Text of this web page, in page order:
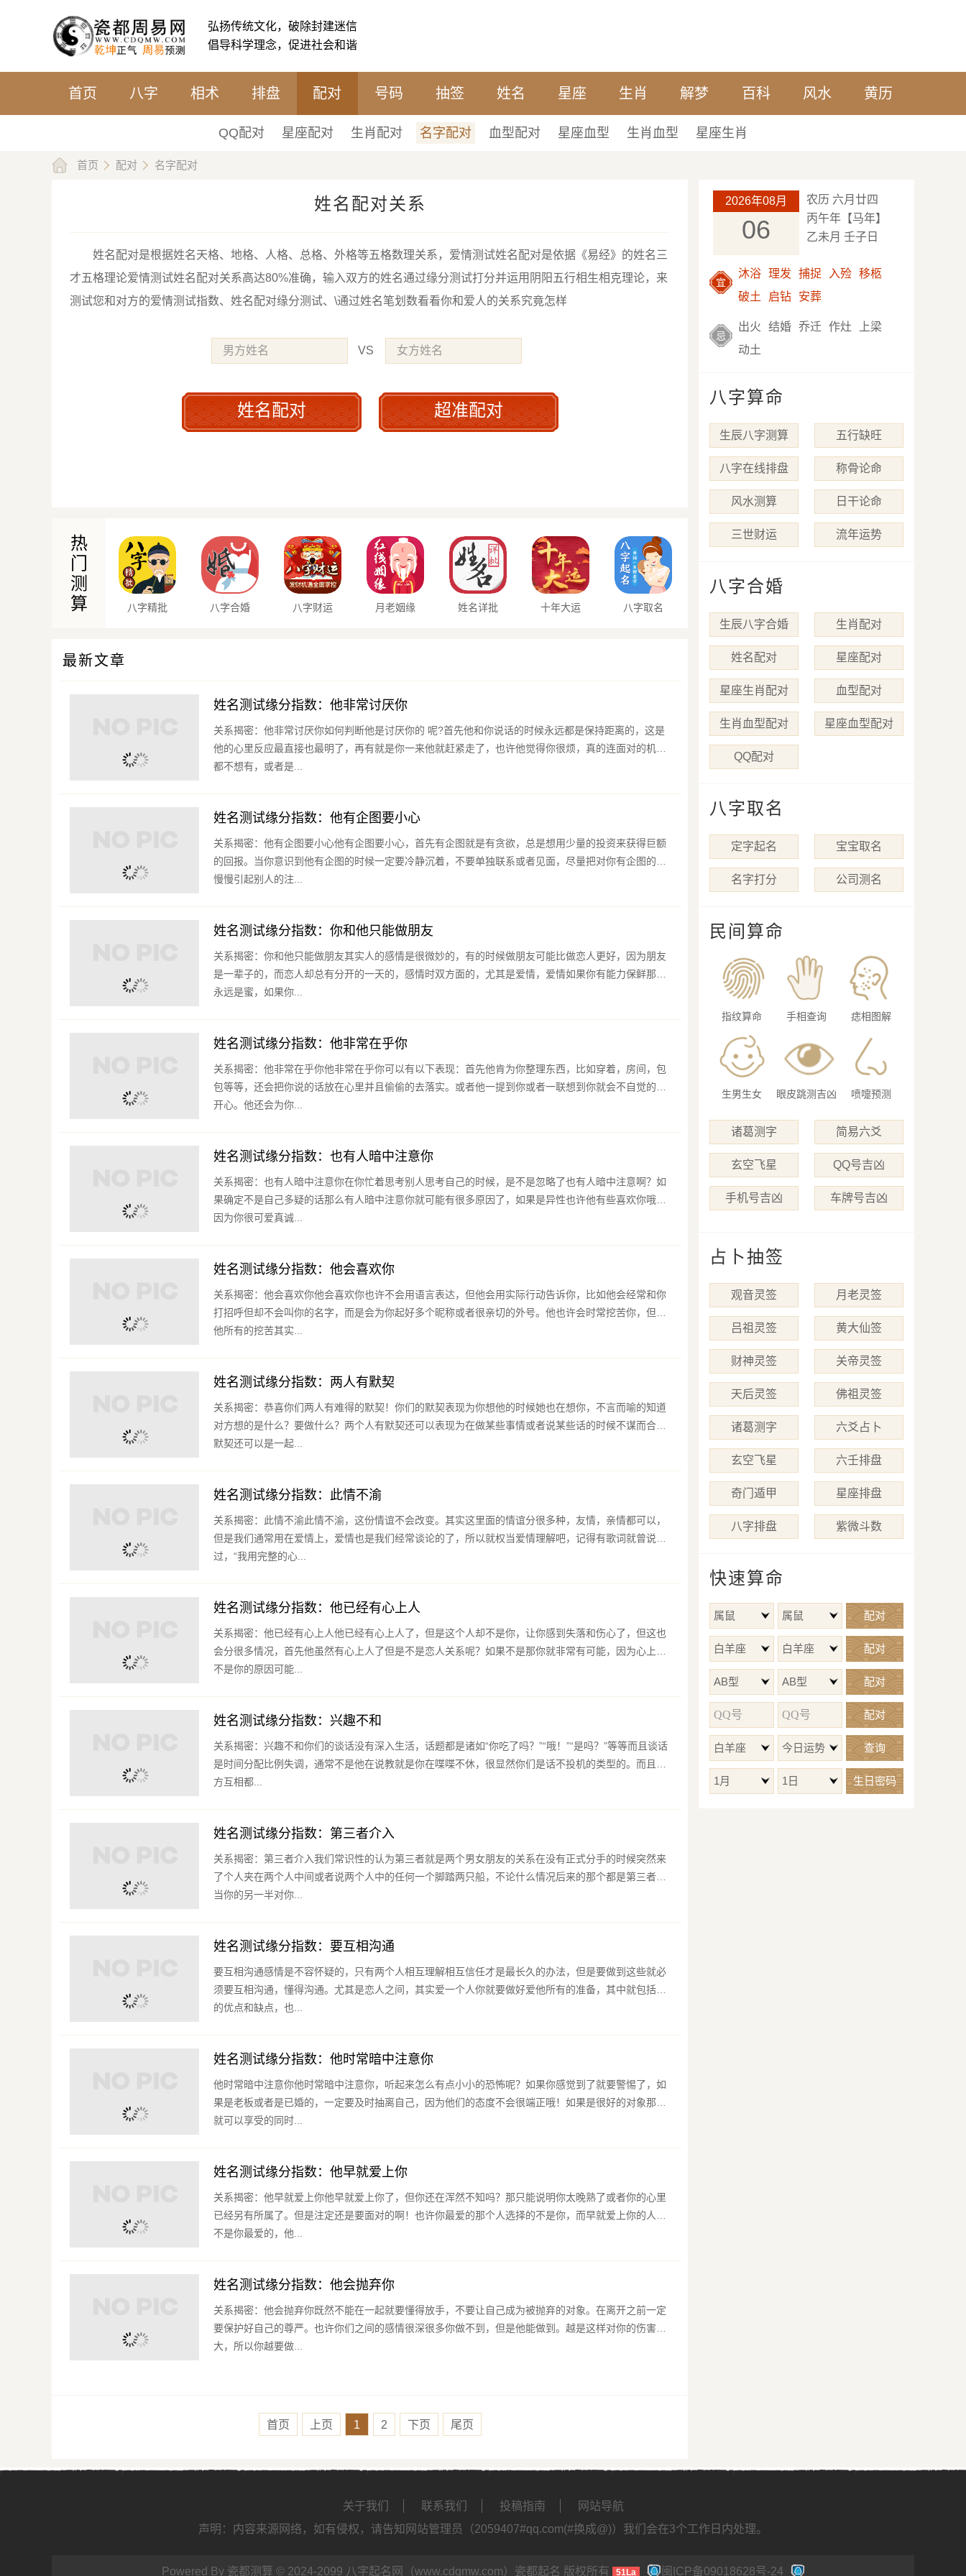
弘扬传统文化，破除封建迷信
倡导科学理念，促进社会和谐
首页 八字 相术 排盘 配对 号码 抽签 姓名 星座 生肖 解梦 百科 风水 黄历
QQ配对 星座配对 生肖配对 名字配对 血型配对 星座血型 生肖血型 星座生肖
首页 配对 名字配对
姓名配对关系
姓名配对是根据姓名天格、地格、人格、总格、外格等五格数理关系，爱情测试姓名配对是依据《易经》的姓名三
才五格理论爱情测试姓名配对关系高达80%准确，输入双方的姓名通过缘分测试打分并运用阴阳五行相生相克理论，来
测试您和对方的爱情测试指数、姓名配对缘分测试、\通过姓名笔划数看看你和爱人的关系究竟怎样
VS
姓名配对 超准配对
热
门
测
算
八字精批 八字合婚 八字财运 月老姻缘 姓名详批 十年大运 八字取名
最新文章
姓名测试缘分指数：他非常讨厌你
关系揭密：他非常讨厌你如何判断他是讨厌你的 呢?首先他和你说话的时候永远都是保持距离的，这是
他的心里反应最直接也最明了，再有就是你一来他就赶紧走了，也许他觉得你很烦，真的连面对的机会
都不想有，或者是...
姓名测试缘分指数：他有企图要小心
关系揭密：他有企图要小心他有企图要小心，首先有企图就是有贪欲，总是想用少量的投资来获得巨额
的回报。当你意识到他有企图的时候一定要冷静沉着，不要单独联系或者见面，尽量把对你有企图的人
慢慢引起别人的注...
姓名测试缘分指数：你和他只能做朋友
关系揭密：你和他只能做朋友其实人的感情是很微妙的，有的时候做朋友可能比做恋人更好，因为朋友
是一辈子的，而恋人却总有分开的一天的，感情时双方面的，尤其是爱情，爱情如果你有能力保鲜那他
永远是蜜，如果你...
姓名测试缘分指数：他非常在乎你
关系揭密：他非常在乎你他非常在乎你可以有以下表现：首先他肯为你整理东西，比如穿着，房间，包
包等等，还会把你说的话放在心里并且偷偷的去落实。或者他一提到你或者一联想到你就会不自觉的很
开心。他还会为你...
姓名测试缘分指数：也有人暗中注意你
关系揭密：也有人暗中注意你在你忙着思考别人思考自己的时候，是不是忽略了也有人暗中注意啊？如
果确定不是自己多疑的话那么有人暗中注意你就可能有很多原因了，如果是异性也许他有些喜欢你哦！
因为你很可爱真诚...
姓名测试缘分指数：他会喜欢你
关系揭密：他会喜欢你他会喜欢你也许不会用语言表达，但他会用实际行动告诉你，比如他会经常和你
打招呼但却不会叫你的名字，而是会为你起好多个昵称或者很亲切的外号。他也许会时常挖苦你，但是
他所有的挖苦其实...
姓名测试缘分指数：两人有默契
关系揭密：恭喜你们两人有难得的默契！你们的默契表现为你想他的时候她也在想你，不言而喻的知道
对方想的是什么？要做什么？两个人有默契还可以表现为在做某些事情或者说某些话的时候不谋而合，
默契还可以是一起...
姓名测试缘分指数：此情不渝
关系揭密：此情不渝此情不渝，这份情谊不会改变。其实这里面的情谊分很多种，友情，亲情都可以，
但是我们通常用在爱情上，爱情也是我们经常谈论的了，所以就权当爱情理解吧，记得有歌词就曾说
过，“我用完整的心...
姓名测试缘分指数：他已经有心上人
关系揭密：他已经有心上人他已经有心上人了，但是这个人却不是你，让你感到失落和伤心了，但这也
会分很多情况，首先他虽然有心上人了但是不是恋人关系呢？如果不是那你就非常有可能，因为心上人
不是你的原因可能...
姓名测试缘分指数：兴趣不和
关系揭密：兴趣不和你们的谈话没有深入生活，话题都是诸如“你吃了吗？”“哦！”“是吗？”等等而且谈话
是时间分配比例失调，通常不是他在说教就是你在喋喋不休，很显然你们是话不投机的类型的。而且双
方互相都...
姓名测试缘分指数：第三者介入
关系揭密：第三者介入我们常识性的认为第三者就是两个男女朋友的关系在没有正式分手的时候突然来
了个人夹在两个人中间或者说两个人中的任何一个脚踏两只船，不论什么情况后来的那个都是第三者。
当你的另一半对你...
姓名测试缘分指数：要互相沟通
要互相沟通感情是不容怀疑的，只有两个人相互理解相互信任才是最长久的办法，但是要做到这些就必
须要互相沟通，懂得沟通。尤其是恋人之间，其实爱一个人你就要做好爱他所有的准备，其中就包括他
的优点和缺点，也...
姓名测试缘分指数：他时常暗中注意你
他时常暗中注意你他时常暗中注意你，听起来怎么有点小小的恐怖呢？如果你感觉到了就要警惕了，如
果是老板或者是已婚的，一定要及时抽离自己，因为他们的态度不会很端正哦！如果是很好的对象那你
就可以享受的同时...
姓名测试缘分指数：他早就爱上你
关系揭密：他早就爱上你他早就爱上你了，但你还在浑然不知吗？那只能说明你太晚熟了或者你的心里
已经另有所属了。但是注定还是要面对的啊！也许你最爱的那个人选择的不是你，而早就爱上你的人却
不是你最爱的，他...
姓名测试缘分指数：他会抛弃你
关系揭密：他会抛弃你既然不能在一起就要懂得放手，不要让自己成为被抛弃的对象。在离开之前一定
要保护好自己的尊严。也许你们之间的感情很深很多你做不到，但是他能做到。越是这样对你的伤害越
大，所以你越要做...
首页 上页 1 2 下页 尾页
2026年08月
06
农历 六月廿四
丙午年【马年】
乙未月 壬子日
宜
沐浴 理发 捕捉 入殓 移柩
破土
启钻 安葬
忌
出火 结婚 乔迁 作灶
上梁
动土
八字算命
生辰八字测算 五行缺旺
八字在线排盘 称骨论命
风水测算 日干论命
三世财运 流年运势
八字合婚
生辰八字合婚 生肖配对
姓名配对 星座配对
星座生肖配对 血型配对
生肖血型配对 星座血型配对
QQ配对
八字取名
定字起名 宝宝取名
名字打分 公司测名
民间算命
指纹算命 手相查询 痣相图解
生男生女 眼皮跳测吉凶 喷嚏预测
诸葛测字 简易六爻
玄空飞星 QQ号吉凶
手机号吉凶 车牌号吉凶
占卜抽签
观音灵签 月老灵签
吕祖灵签 黄大仙签
财神灵签 关帝灵签
天后灵签 佛祖灵签
诸葛测字 六爻占卜
玄空飞星 六壬排盘
奇门遁甲 星座排盘
八字排盘 紫微斗数
快速算命
属鼠 属鼠 配对
白羊座 白羊座 配对
AB型 AB型 配对
配对
白羊座 今日运势 查询
1月 1日 生日密码
关于我们 联系我们 投稿指南
网站导航
声明：内容来源网络，如有侵权，请告知网站管理员（2059407#qq.com(#换成@)）我们会在3个工作日内处理。
Powered By 瓷都测算 © 2024-2099 八字起名网（www.cdqmw.com） 瓷都起名 版权所有 51La 闽ICP备09018628号-24